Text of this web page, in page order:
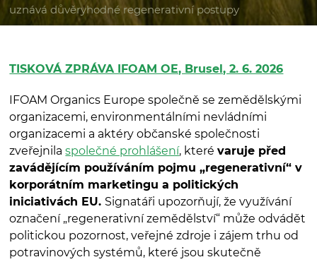
uznává důvěryhodné regenerativní postupy
TISKOVÁ ZPRÁVA IFOAM OE, Brusel, 2. 6. 2026
IFOAM Organics Europe společně se zemědělskými
organizacemi, environmentálními nevládními
organizacemi a aktéry občanské společnosti
zveřejnilaspolečné prohlášení, kterévaruje před
zavádějícím používáním pojmu „regenerativní“ v
korporátním marketingu a politických
iniciativách EU. Signatáři upozorňují, že využívání
označení „regenerativní zemědělství“ může odvádět
politickou pozornost, veřejné zdroje i zájem trhu od
potravinových systémů, které jsou skutečně